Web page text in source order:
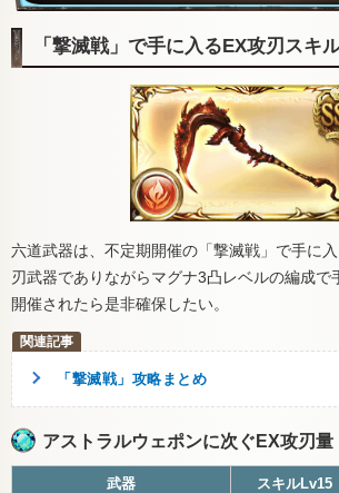
「撃滅戦」で手に入るEX攻刃スキ
六道武器は、不定期開催の「撃滅戦」で手に
刃武器でありながらマグナ3凸レベルの編成で
開催されたら是非確保したい。
「撃滅戦」攻略まとめ
アストラルウェポンに次ぐEX攻刃量
武器 スキルLv15